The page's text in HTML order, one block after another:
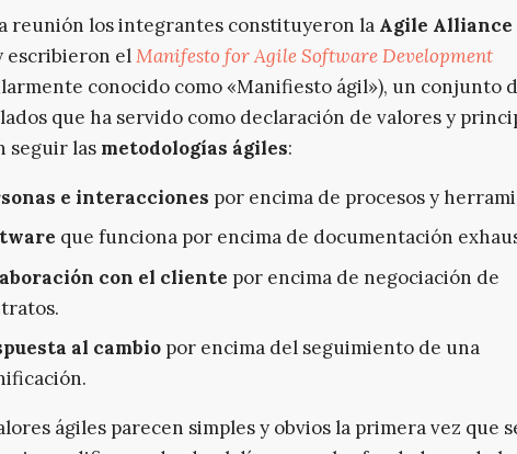
reunión los integrantes constituyeron la Agile Alliance
escribieron elManifesto for Agile Software Development
conocido como «Manifiesto ágil»), un conjunto
que ha servido como declaración de valores y
seguir las metodologías ágiles:
e interacciones por encima de procesos y
que funciona por encima de documentación
con el cliente por encima de negociación de
al cambio por encima del seguimiento de una
ágiles parecen simples y obvios la primera vez que